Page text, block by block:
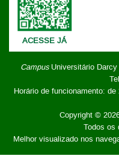
ACESSE JÁ
CampusUniversitário Darcy
Horário de funcionamento:
Copyright ©
Todos os
Melhor visualizado nos